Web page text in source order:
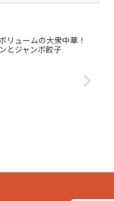
リュームの大衆中華！
とジャンボ餃子